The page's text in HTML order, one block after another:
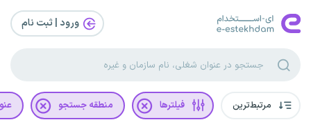
ورود | ثبت‌ نام
مرتبط‌ترین فیلترها منطقه جستجو